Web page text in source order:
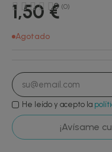
1,50 €
0 (0)
Agotado
He leído y acepto la
¡Avísame